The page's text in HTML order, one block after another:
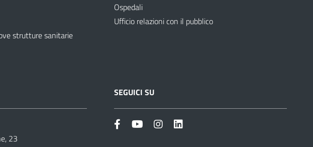
strutture sanitarie
Ospedali
Ufficio relazioni con il pubblico
23
SEGUICI SU